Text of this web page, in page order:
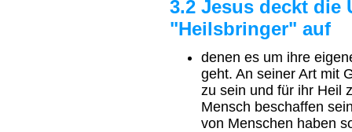
3.2 Jesus deckt die
"Heilsbringer" auf
denen es um ihre
geht. An seiner Art mit
zu sein und für ihr Heil
Mensch beschaffen
von Menschen haben